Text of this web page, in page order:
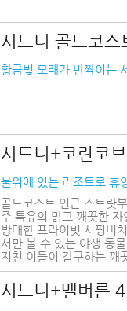
시드니 골드코
황금빛 모래가 반짝이는
시드니+코란코
물위에 있는 리조트로 휴
골드코스트 인근 스트랏
주 특유의 맑고 깨끗한
방대한 프라이빗 서핑비
서만 볼 수 있는 야생 동
지친 이들이 갈구하는 깨
시드니+멜버른